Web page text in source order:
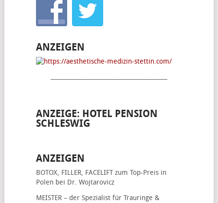
ANZEIGEN
ANZEIGE: HOTEL PENSION
SCHLESWIG
ANZEIGEN
BOTOX, FILLER, FACELIFTzum Top-Preis in
Polen bei Dr. Wojtarovicz
MEISTER – der Spezialist für Trauringe &